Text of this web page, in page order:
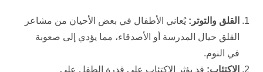
القلق والتوتر: يُعاني الأطفال في بعض الأحيان من مشاعر
القلق حيال المدرسة أو الأصدقاء، مما يؤدي إلى صعوبة
في النوم.
الاكتئاب: قد يؤثر الاكتئاب على قدرة الطفل على